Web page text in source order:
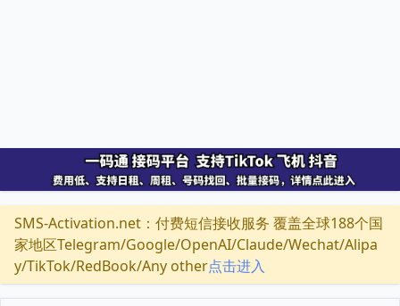
SMS-Activation.net：付费短信接收服务 覆盖全球188个国
家地区Telegram/Google/OpenAI/Claude/Wechat/Alipa
y/TikTok/RedBook/Any other点击进入